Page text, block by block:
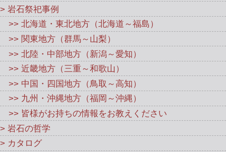
> 岩石祭祀事例
>> 北海道・東北地方（北海道～福島）
>> 関東地方（群馬～山梨）
>> 北陸・中部地方（新潟～愛知）
>> 近畿地方（三重～和歌山）
>> 中国・四国地方（鳥取～高知）
>> 九州・沖縄地方（福岡～沖縄）
>> 皆様がお持ちの情報をお教えください
> 岩石の哲学
> カタログ